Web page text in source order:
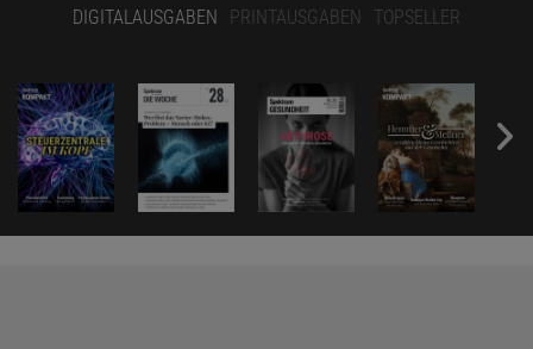
DIGITALAUSGABEN PRINTAUSGABEN TOPSELLER